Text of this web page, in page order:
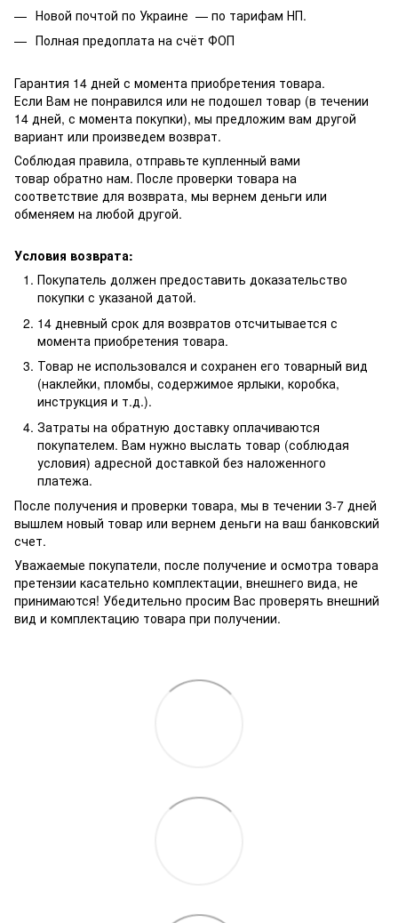
Новой почтой по Украине — по тарифам НП.
Полная предоплата на счёт ФОП
Гарантия 14 дней с момента приобретения товара.
Если Вам не понравился или не подошел товар (в течении
14 дней, с момента покупки), мы предложим вам другой
вариант или произведем возврат.
Соблюдая правила, отправьте купленный вами
товар обратно нам. После проверки товара на
соответствие для возврата, мы вернем деньги или
обменяем на любой другой.
Условия возврата:
Покупатель должен предоставить доказательство
покупки с указаной датой.
14 дневный срок для возвратов отсчитывается с
момента приобретения товара.
Товар не использовался и сохранен его товарный вид
(наклейки, пломбы, содержимое ярлыки, коробка,
инструкция и т.д.).
Затраты на обратную доставку оплачиваются
покупателем. Вам нужно выслать товар (соблюдая
условия) адресной доставкой без наложенного
платежа.
После получения и проверки товара, мы в течении 3-7 дней
вышлем новый товар или вернем деньги на ваш банковский
счет.
Уважаемые покупатели, после получение и осмотра товара
претензии касательно комплектации, внешнего вида, не
принимаются! Убедительно просим Вас проверять внешний
вид и комплектацию товара при получении.